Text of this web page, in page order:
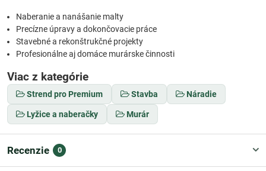
Naberanie a nanášanie malty
Precízne úpravy a dokončovacie práce
Stavebné a rekonštrukčné projekty
Profesionálne aj domáce murárske činnosti
Viac z kategórie
Strend pro Premium Stavba Náradie
Lyžice a naberačky Murár
Recenzie 0